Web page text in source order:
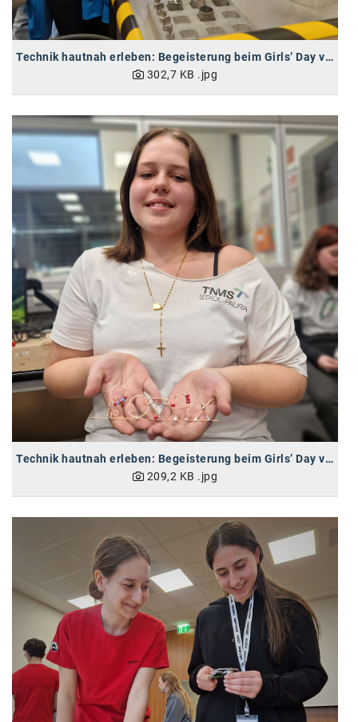
Oral-B
PAYBACK
P&G
RIC
Schiefer Rechtsanwälte
Security KAG
smart
Smile Österreich
Strategie Austria
Strategy&
SW Umwelttechnik
TEDAI
TheVentury
WALTER GROUP
WEB Windenergie AG
WEconomy - Diversity works!
Calle Libre
ÖZSV
Media
Technik hautnah erleben: Begeisterung beim Girls’ Day von BRP-Rotax
302,7 KB .jpg
Technik hautnah erleben: Begeisterung beim Girls’ Day von BRP-Rotax
209,2 KB .jpg